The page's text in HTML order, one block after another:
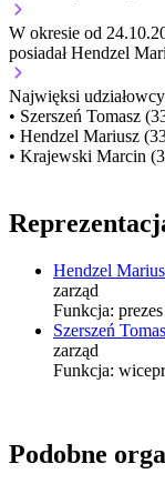
W okresie od
posiadał Hendzel
Najwięksi
• Szerszeń Tomasz
• Hendzel Mariusz
• Krajewski Marcin
Hendzel
zarząd
Funkcja:
Szerszeń
zarząd
Funkcja:
Podobne